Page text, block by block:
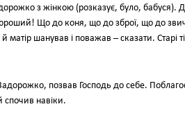
з жінкою (розказує, було, бабуся).
Що до коня, що до зброї, що до
матір шанував і поважав – сказати.
позвав Господь до себе.
спочив навіки.